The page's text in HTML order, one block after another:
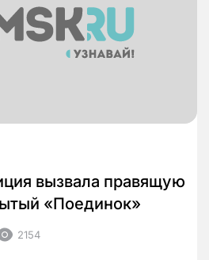
вызвала правящую
«Поединок»
2154